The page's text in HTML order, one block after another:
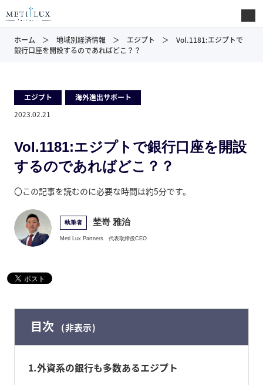
ホーム 地域別経済情報 エジプト
Vol.1181:エジプトで
銀行口座を開設するのであればどこ？？
エジプト
海外進出サポート
2023.02.21
Vol.1181:エジプトで銀行口座を開設
するのであればどこ？？
〇この記事を読むのに必要な時間は約5分です。
執筆者 埜嵜 雅治
Meti Lux Partners 代表取締役CEO
目次 非表示
1 外資系の銀行も多数あるエジプト